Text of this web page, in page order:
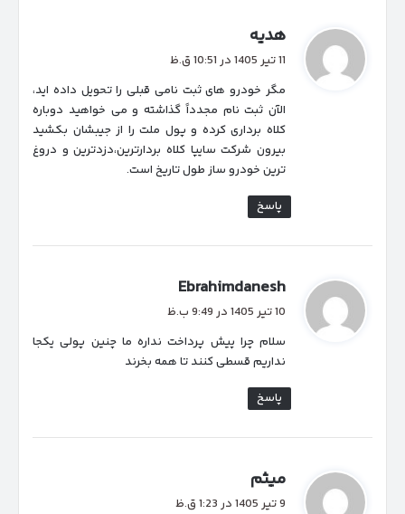
هدیه
ف
:
11 تیر 1405 در 10:51 ق.ظ
مگر خودرو های ثبت نامی قبلی را تحویل داده اید،
الآن ثبت نام مجدداً گذاشته و می خواهید دوباره
کلاه برداری کرده و پول ملت را از جیبشان بکشید
بیرون شرکت سایپا کلاه بردارترین،دزدترین و دروغ
ترین خودرو ساز طول تاریخ است.
پاسخ
Ebrahimdanesh
ف
:
10 تیر 1405 در 9:49 ب.ظ
سلام چرا پیش پرداخت نداره ما چنین پولی یکجا
نداریم قسطی کنند تا همه بخرند
پاسخ
میثم
ف
9 تیر 1405 در 1:23 ق.ظ